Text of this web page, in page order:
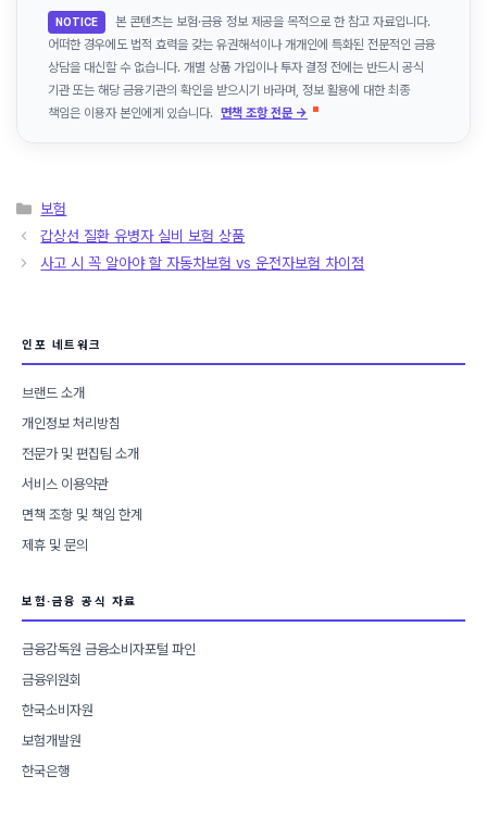
NOTICE
본 콘텐츠는 보험·금융 정보 제공을 목적으로 한 참고 자료입니다.
어떠한 경우에도 법적 효력을 갖는 유권해석이나 개개인에 특화된 전문적인 금융
상담을 대신할 수 없습니다. 개별 상품 가입이나 투자 결정 전에는 반드시 공식
기관 또는 해당 금융기관의 확인을 받으시기 바라며, 정보 활용에 대한 최종
책임은 이용자 본인에게 있습니다. 면책 조항 전문 →
카
테
리
보험
갑상선 질환 유병자 실비 보험 상품
사고 시 꼭 알아야 할 자동차보험 vs 운전자보험 차이점
인포 네트워크
브랜드 소개
개인정보 처리방침
전문가 및 편집팀 소개
서비스 이용약관
면책 조항 및 책임 한계
제휴 및 문의
보험·금융 공식 자료
금융감독원 금융소비자포털 파인
금융위원회
한국소비자원
보험개발원
한국은행